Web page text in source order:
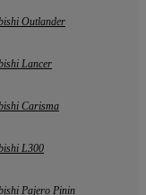
Outlander
Lancer
Carisma
L300
Pajero Pinin